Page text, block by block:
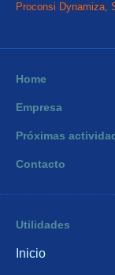
Proconsi Dynamiza,
Home
Empresa
Próximas
Contacto
Utilidades
Inicio